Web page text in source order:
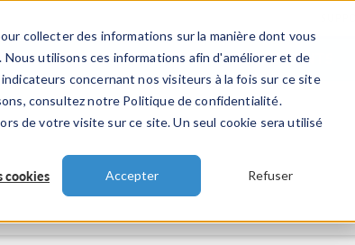
collecter des informations sur la manière dont vous
utilisons ces informations afin d'améliorer et de
concernant nos visiteurs à la fois sur ce site
consultez notre Politique de confidentialité.
de votre visite sur ce site. Un seul cookie sera utilisé
cookies Accepter Refuser
VIDEOS EVENEMENTS